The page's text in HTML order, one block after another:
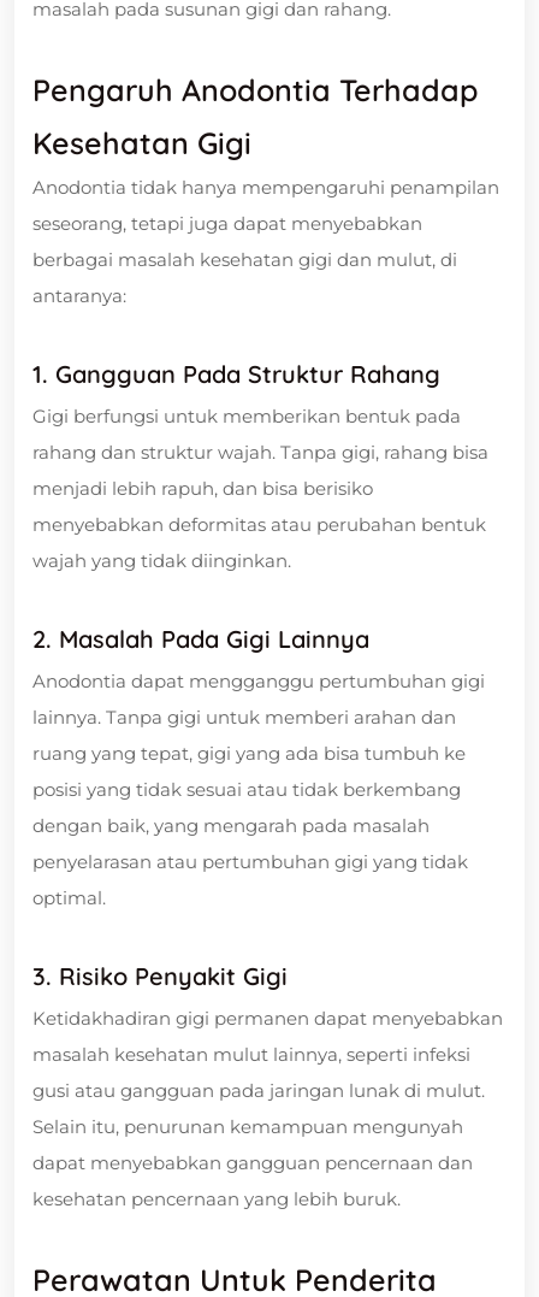
masalah pada susunan gigi dan rahang.
Pengaruh Anodontia Terhadap
Kesehatan Gigi
Anodontia tidak hanya mempengaruhi penampilan
seseorang, tetapi juga dapat menyebabkan
berbagai masalah kesehatan gigi dan mulut, di
antaranya:
1. Gangguan Pada Struktur Rahang
Gigi berfungsi untuk memberikan bentuk pada
rahang dan struktur wajah. Tanpa gigi, rahang bisa
menjadi lebih rapuh, dan bisa berisiko
menyebabkan deformitas atau perubahan bentuk
wajah yang tidak diinginkan.
2. Masalah Pada Gigi Lainnya
Anodontia dapat mengganggu pertumbuhan gigi
lainnya. Tanpa gigi untuk memberi arahan dan
ruang yang tepat, gigi yang ada bisa tumbuh ke
posisi yang tidak sesuai atau tidak berkembang
dengan baik, yang mengarah pada masalah
penyelarasan atau pertumbuhan gigi yang tidak
optimal.
3. Risiko Penyakit Gigi
Ketidakhadiran gigi permanen dapat menyebabkan
masalah kesehatan mulut lainnya, seperti infeksi
gusi atau gangguan pada jaringan lunak di mulut.
Selain itu, penurunan kemampuan mengunyah
dapat menyebabkan gangguan pencernaan dan
kesehatan pencernaan yang lebih buruk.
Perawatan Untuk Penderita